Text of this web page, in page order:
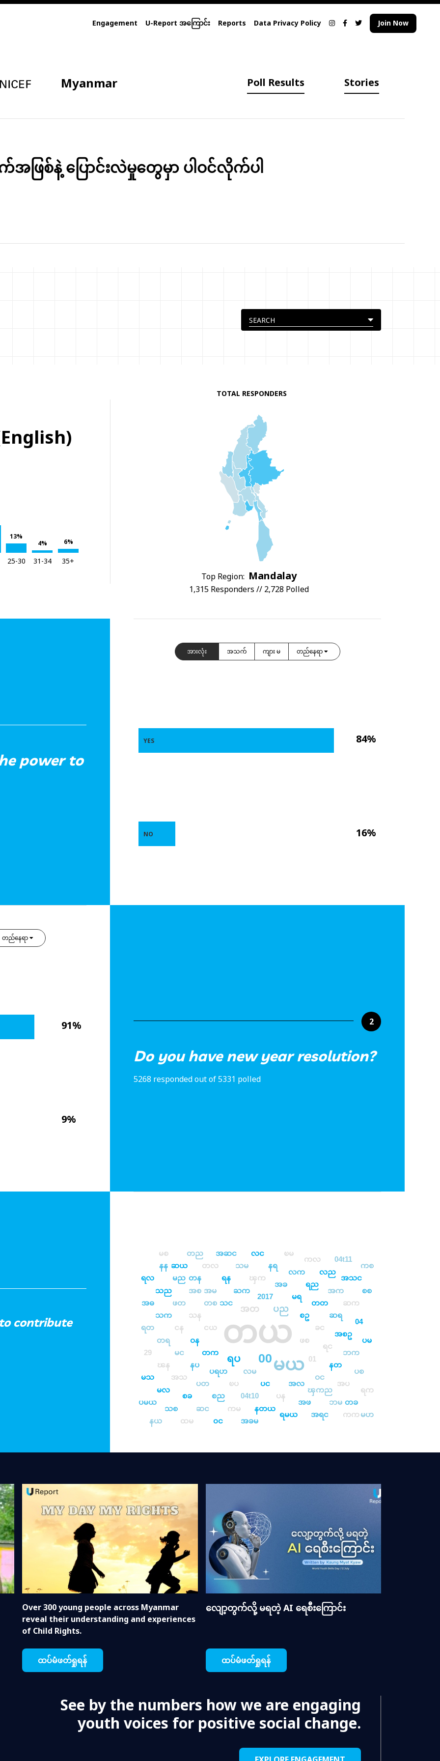
Engagement U-Report အကြောင်း Reports Data Privacy Policy Join Now
Myanmar Poll Results Stories
ဖြစ်နဲ့ ပြောင်းလဲမှုတွေမှာ ပါဝင်လိုက်ပါ
13%
4%
6%
25-30 31-34 35+
TOTAL RESPONDERS
Top Region: Mandalay
1,315 Responders // 2,728 Polled
power to
အားလုံး အသက် ကျား မ တည်နေရာ
84%
16%
YES
NO
2
Do you have new year resolution?
5268 responded out of 5331 polled
တည်နေရာ
91%
9%
contribute တယ
မယ
00
ရပ
အတ ပည
သင
စဥ
ဖစ
လမ
ပရဟ
တက
ငယ
တစ
2017 မရ
01
အမ ႀက
တတ
ခင
ဝင
အလ
ပင
ၿပ
ပတ
နပ
ဝန
သန
အစ
အခ ရည
ရင
ၾကည
တန ရန ၾက
အက
ဆရ
နတ
ပန
04t10
စည
စခ
အသ
မင
လက လည
ငန
ဖတ
မည
အစဥ
အပ
ဘမ
အဖ
ဆယ တလ သမ နရ
အသင
ဆက
ဘက
တခ
နတယ
ကမ
ဆင
သစ
မလ
ၽန
တရ
သက
သည
ကလ 04t11
နန
04
ကက
ပစ
အရင
ရမယ
မစ တည အဆင လင ၿမ
ကစ
စစ
ပမ
ရက
မဟ
အခမ
၀င
ထမ
နယ
ပမယ
မသ
29
ရတ
အဓ
ရလ
Over 300 young people across Myanmar
reveal their understanding and experiences
of Child Rights.
ထပ်မံဖတ်ရှုရန်
လျော့တွက်လို့ မရတဲ့ AI ရေစီးကြောင်း
ထပ်မံဖတ်ရှုရန်
See by the numbers how we are engaging
youth voices for positive social change.